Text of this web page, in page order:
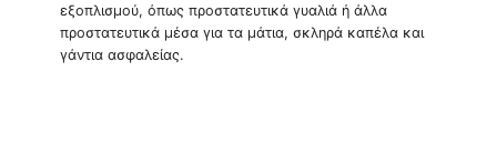
εξοπλισμού, όπως προστατευτικά γυαλιά ή άλλα
προστατευτικά μέσα για τα μάτια, σκληρά καπέλα και
γάντια ασφαλείας.